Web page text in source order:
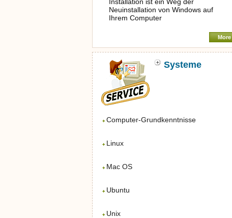
Neuinstallation von Windows auf
Ihrem Computer
More
Systeme
Computer-Grundkenntnisse
Linux
Mac OS
Ubuntu
Unix